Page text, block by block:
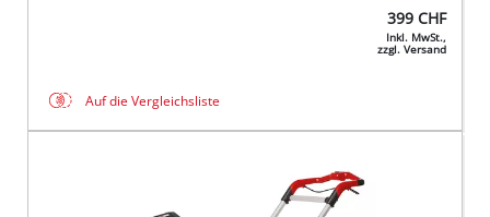
399 CHF
Inkl. MwSt.,
zzgl. Versand
Auf die Vergleichsliste